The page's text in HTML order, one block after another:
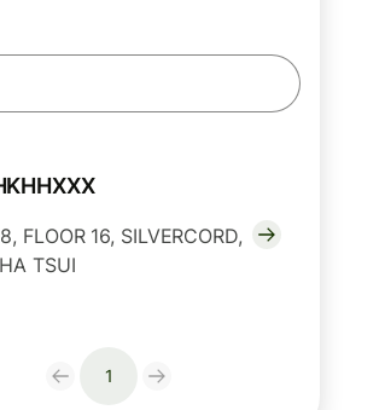
FLOOR 16, SILVERCORD,
TSUI
1